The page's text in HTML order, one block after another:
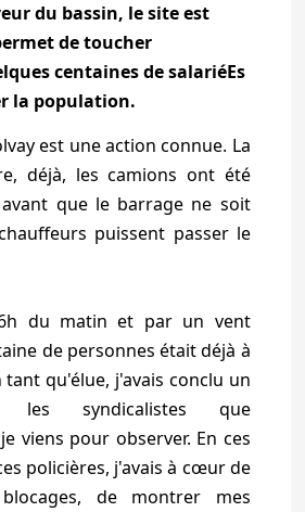
du bassin, le site est
de toucher
centaines de salariéEs
la population.
est une action connue. La
déjà, les camions ont été
que le barrage ne soit
puissent passer le
du matin et par un vent
de personnes était déjà à
tant qu'élue, j'avais conclu un
les syndicalistes que
viens pour observer. En ces
policières, j'avais à cœur de
de montrer mes